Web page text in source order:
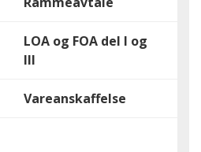
LOA og FOA del I og
III
Vareanskaffelse